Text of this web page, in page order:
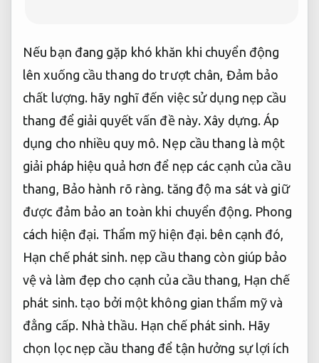
Nếu bạn đang gặp khó khăn khi chuyển động
lên xuống cầu thang do trượt chân, Đảm bảo
chất lượng. hãy nghĩ đến việc sử dụng nẹp cầu
thang để giải quyết vấn đề này.Xây dựng. Áp
dụng cho nhiều quy mô. Nẹp cầu thang là một
giải pháp hiệu quả hơn để nẹp các cạnh của cầu
thang, Bảo hành rõ ràng. tăng độ ma sát và giữ
được đảm bảo an toàn khi chuyển động. Phong
cách hiện đại. Thẩm mỹ hiện đại. bên cạnh đó,
Hạn chế phát sinh.nẹp cầu thang còn giúp bảo
vệ và làm đẹp cho cạnh của cầu thang, Hạn chế
phát sinh. tạo bởi một không gian thẩm mỹ và
đẳng cấp. Nhà thầu. Hạn chế phát sinh.Hãy
chọn lọc nẹp cầu thang để tận hưởng sự lợi ích